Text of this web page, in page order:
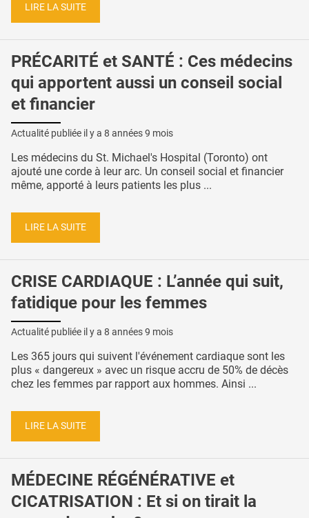
LIRE LA SUITE
PRÉCARITÉ et SANTÉ : Ces médecins
qui apportent aussi un conseil social
et financier
Actualité publiée il y a 8 années 9 mois
Les médecins du St. Michael's Hospital (Toronto) ont
ajouté une corde à leur arc. Un conseil social et financier
même, apporté à leurs patients les plus ...
LIRE LA SUITE
CRISE CARDIAQUE : L’année qui suit,
fatidique pour les femmes
Actualité publiée il y a 8 années 9 mois
Les 365 jours qui suivent l'événement cardiaque sont les
plus « dangereux » avec un risque accru de 50% de décès
chez les femmes par rapport aux hommes. Ainsi ...
LIRE LA SUITE
MÉDECINE RÉGÉNÉRATIVE et
CICATRISATION : Et si on tirait la